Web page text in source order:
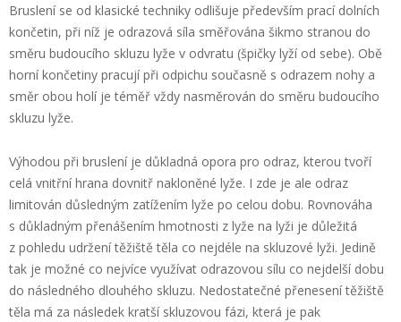
Bruslení se od klasické techniky odlišuje především prací dolních
končetin, při níž je odrazová síla směřována šikmo stranou do
směru budoucího skluzu lyže v odvratu (špičky lyží od sebe). Obě
horní končetiny pracují při odpichu současně s odrazem nohy a
směr obou holí je téměř vždy nasměrován do směru budoucího
skluzu lyže.
Výhodou při bruslení je důkladná opora pro odraz, kterou tvoří
celá vnitřní hrana dovnitř nakloněné lyže. I zde je ale odraz
limitován důsledným zatížením lyže po celou dobu. Rovnováha
s důkladným přenášením hmotnosti z lyže na lyži je důležitá
z pohledu udržení těžiště těla co nejdéle na skluzové lyži. Jedině
tak je možné co nejvíce využívat odrazovou sílu co nejdelší dobu
do následného dlouhého skluzu. Nedostatečné přenesení těžiště
těla má za následek kratší skluzovou fázi, která je pak